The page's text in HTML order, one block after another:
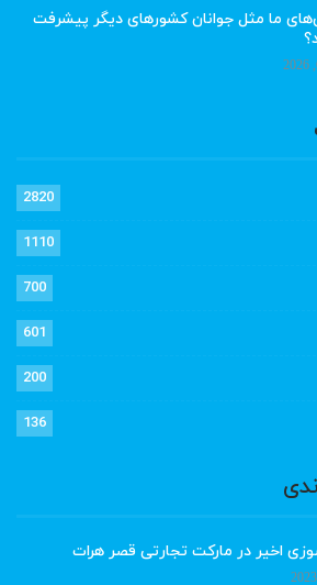
ما مثل جوانان کشورهای دیگر پیشرفت
2820
1110
700
601
200
136
اخیر در مارکت تجارتی قصر هرات